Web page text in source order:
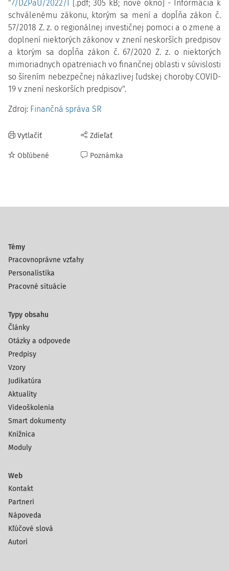
"7/DZPaU/2022/I
[.pdf; 305 kB; nové okno] - Informácia k
schválenému zákonu, ktorým sa mení a dopĺňa zákon č.
57/2018 Z. z. o regionálnej investičnej pomoci a o zmene a
doplnení niektorých zákonov v znení neskorších predpisov
a ktorým sa dopĺňa zákon č. 67/2020 Z. z. o niektorých
mimoriadnych opatreniach vo finančnej oblasti v súvislosti
so šírením nebezpečnej nákazlivej ľudskej choroby COVID-
19 v znení neskorších predpisov".
Zdroj: Finančná správa SR
Vytlačiť
Obľúbené
Zdieľať
Poznámka
Témy
Pracovnoprávne vzťahy
Personalistika
Pracovné situácie
Typy obsahu
Články
Otázky a odpovede
Predpisy
Vzory
Judikatúra
Aktuality
Videoškolenia
Smart dokumenty
Knižnica
Moduly
Web
Kontakt
Partneri
Nápoveda
Kľúčové slová
Autori